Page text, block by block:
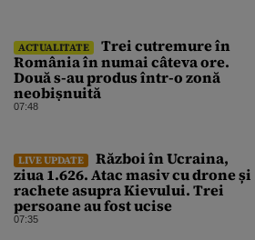
ACTUALITATE
Trei cutremure în
România în numai câteva ore.
Două s-au produs într-o zonă
neobișnuită
07:48
LIVE UPDATE
Război în Ucraina,
ziua 1.626. Atac masiv cu drone și
rachete asupra Kievului. Trei
persoane au fost ucise
07:35